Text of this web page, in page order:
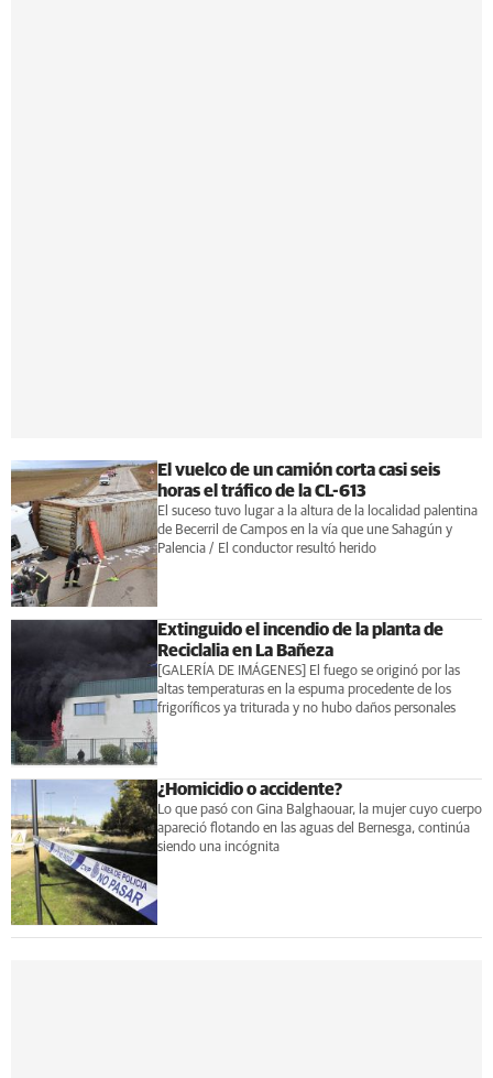
El vuelco de un camión corta casi seis
horas el tráfico de la CL-613
El suceso tuvo lugar a la altura de la localidad palentina
de Becerril de Campos en la vía que une Sahagún y
Palencia / El conductor resultó herido
Extinguido el incendio de la planta de
Reciclalia en La Bañeza
[GALERÍA DE IMÁGENES] El fuego se originó por las
altas temperaturas en la espuma procedente de los
frigoríficos ya triturada y no hubo daños personales
¿Homicidio o accidente?
Lo que pasó con Gina Balghaouar, la mujer cuyo cuerpo
apareció flotando en las aguas del Bernesga, continúa
siendo una incógnita